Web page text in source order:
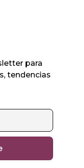
para
tendencias